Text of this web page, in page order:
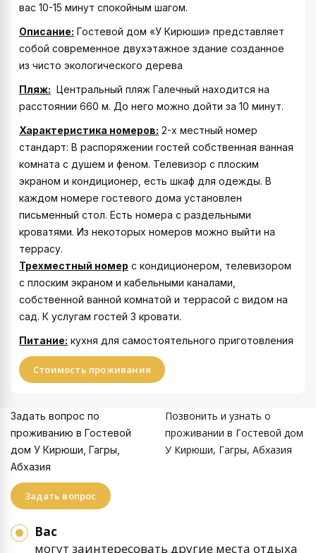
вас 10-15 минут спокойным шагом.
Описание: Гостевой дом «У Кирюши» представляет
собой современное двухэтажное здание созданное
из чисто экологического дерева
Пляж: Центральный пляж Галечный находится на
расстоянии 660 м. До него можно дойти за 10 минут.
Характеристика номеров: 2-х местный номер
стандарт: В распоряжении гостей собственная ванная
комната с душем и феном. Телевизор с плоским
экраном и кондиционер, есть шкаф для одежды. В
каждом номере гостевого дома установлен
письменный стол. Есть номера с раздельными
кроватями. Из некоторых номеров можно выйти на
террасу.
Трехместный номер с кондиционером, телевизором
с плоским экраном и кабельными каналами,
собственной ванной комнатой и террасой с видом на
сад. К услугам гостей 3 кровати.
Питание: кухня для самостоятельного приготовления
Стоимость проживания
Задать вопрос по
проживанию в Гостевой
дом У Кирюши, Гагры,
Абхазия
Задать вопрос
Позвонить и узнать о
проживании в Гостевой дом
У Кирюши, Гагры, Абхазия
Вас
могут заинтересовать другие места отдыха